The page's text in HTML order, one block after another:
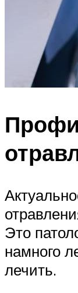
Это
намного
лечить.